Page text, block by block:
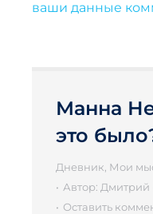
ваши данные
Манна
это
Дневник Мои
Автор: Дмитрий
Оставить